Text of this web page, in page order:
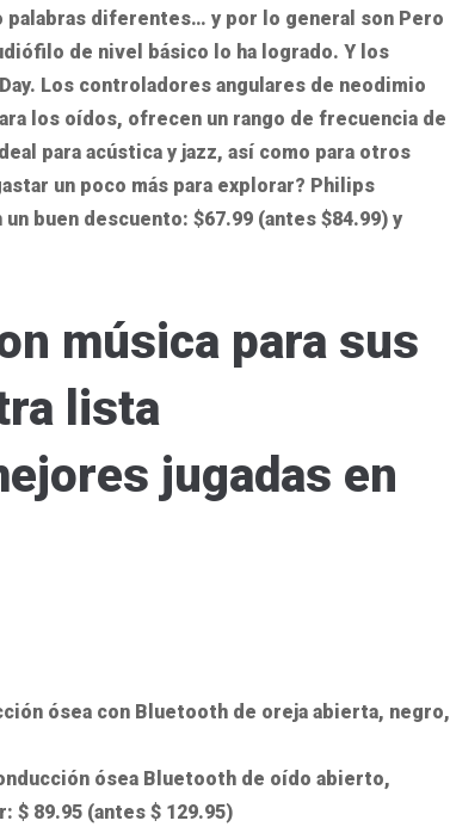
palabras diferentes… y por lo general son Pero
de nivel básico lo ha logrado. Y los
Los controladores angulares de neodimio
los oídos, ofrecen un rango de frecuencia de
para acústica y jazz, así como para otros
un poco más para explorar? Philips
buen descuento: $67.99 (antes $84.99) y
música para sus
lista
jugadas en
ósea con Bluetooth de oreja abierta, negro,
ósea Bluetooth de oído abierto,
$ 89.95 (antes $ 129.95)